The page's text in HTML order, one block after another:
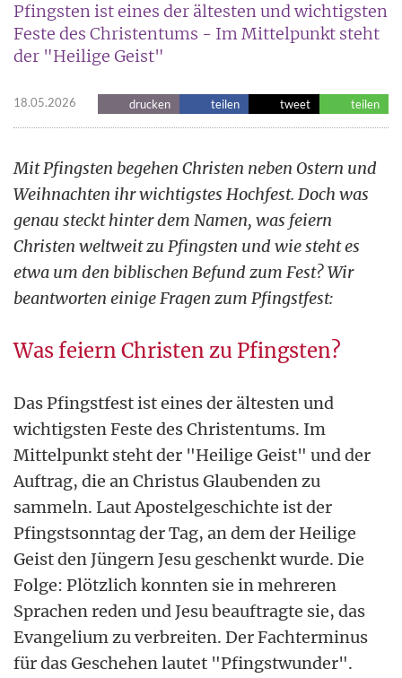
Pfingsten ist eines der ältesten und wichtigsten
Feste des Christentums - Im Mittelpunkt steht
der "Heilige Geist"
18.05.2026 drucken teilen tweet teilen
Mit Pfingsten begehen Christen neben Ostern und
Weihnachten ihr wichtigstes Hochfest. Doch was
genau steckt hinter dem Namen, was feiern
Christen weltweit zu Pfingsten und wie steht es
etwa um den biblischen Befund zum Fest? Wir
beantworten einige Fragen zum Pfingstfest:
Was feiern Christen zu Pfingsten?
Das Pfingstfest ist eines der ältesten und
wichtigsten Feste des Christentums. Im
Mittelpunkt steht der "Heilige Geist" und der
Auftrag, die an Christus Glaubenden zu
sammeln. Laut Apostelgeschichte ist der
Pfingstsonntag der Tag, an dem der Heilige
Geist den Jüngern Jesu geschenkt wurde. Die
Folge: Plötzlich konnten sie in mehreren
Sprachen reden und Jesu beauftragte sie, das
Evangelium zu verbreiten. Der Fachterminus
für das Geschehen lautet "Pfingstwunder".